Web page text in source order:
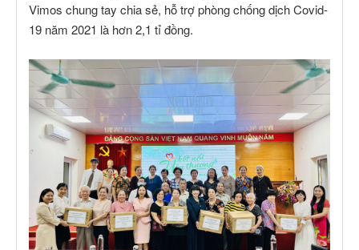
Vimos chung tay chia sẻ, hỗ trợ phòng chống dịch Covid-
19 năm 2021 là hơn 2,1 tỉ đồng.